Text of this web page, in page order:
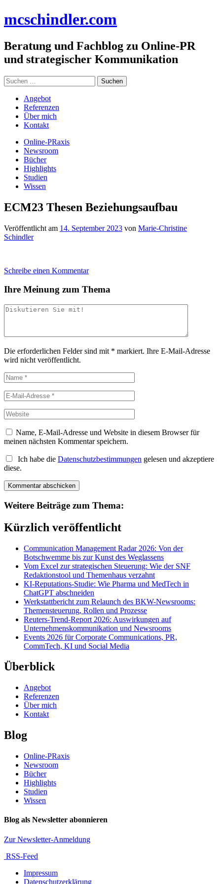
Inhalt
mcschindler.com
Beratung und Fachblog zu Online-PR
und strategischer Kommunikation
Suchen
nach:
Angebot
Referenzen
Über mich
Kontakt
Online-PRaxis
Newsroom
Bücher
Highlights
Studien
Wissen
ECM23 Thesen Beziehungsaufbau
Veröffentlicht am 14. September 2023 von Marie-Christine
Schindler
Schreibe einen Kommentar
Ihre Meinung zum Thema
Die erforderlichen Felder sind mit * markiert. Ihre E-Mail-Adresse
wird nicht veröffentlicht.
Name, E-Mail-Adresse und Website in diesem Browser für
meinen nächsten Kommentar speichern.
Ich habe die Datenschutzbestimmungen gelesen und akzeptiere
diese.
Weitere Beiträge zum Thema:
Kürzlich veröffentlicht
Communication Management Radar 2026: Von der
Botschwemme bis zur Kunst des Weglassens
Vom Excel zur strategischen Steuerung: Wie der SNF
Redaktionstool und Themenhaus verzahnt
KI-Reputations-Studie: Wie Pharma und MedTech in
ChatGPT abschneiden
Werkstattbericht zum Relaunch des BKW-Newsrooms:
Themensteuerung, Rollen und Prozesse
Reuters-Trend-Report 2026: Auswirkungen auf
Unternehmenskommunikation und Newsrooms
Events 2026 für Corporate Communications, PR,
CommTech, KI und Social Media
Überblick
Angebot
Referenzen
Über mich
Kontakt
Blog
Online-PRaxis
Newsroom
Bücher
Highlights
Studien
Wissen
Blog als Newsletter abonnieren
Zur Newsletter-Anmeldung
RSS-Feed
Impressum
Datenschutzerklärung